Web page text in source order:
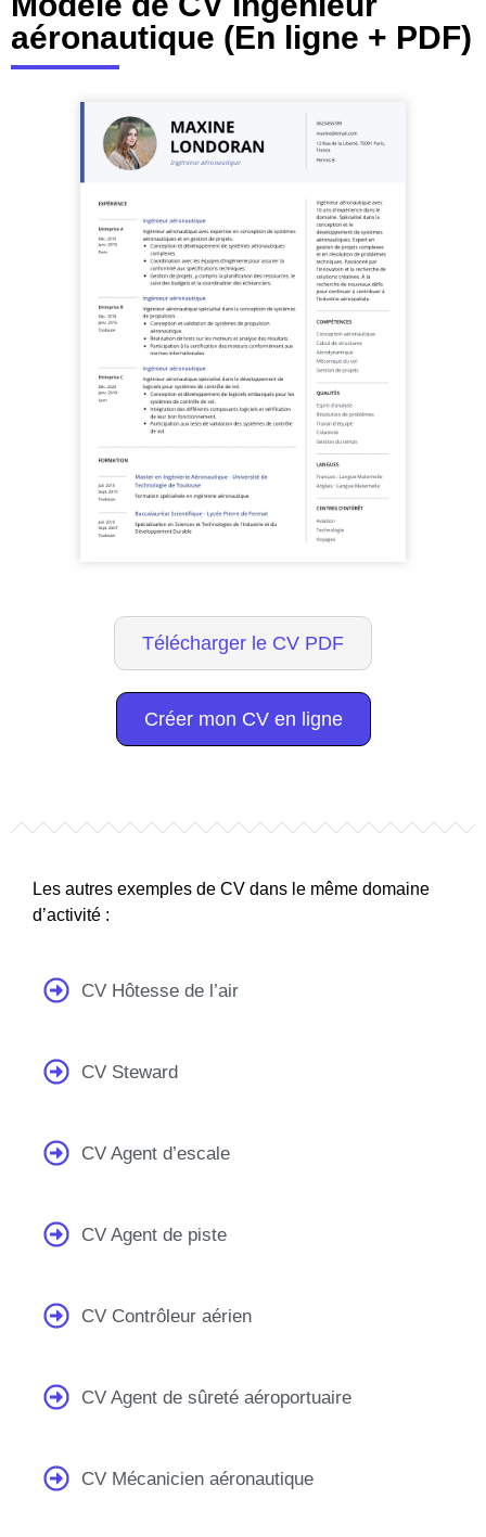
aéronautique (En ligne + PDF)
Télécharger le CV PDF
Créer mon CV en ligne
Les autres exemples de CV dans le même domaine
d’activité :
CV Hôtesse de l’air
CV Steward
CV Agent d’escale
CV Agent de piste
CV Contrôleur aérien
CV Agent de sûreté aéroportuaire
CV Mécanicien aéronautique